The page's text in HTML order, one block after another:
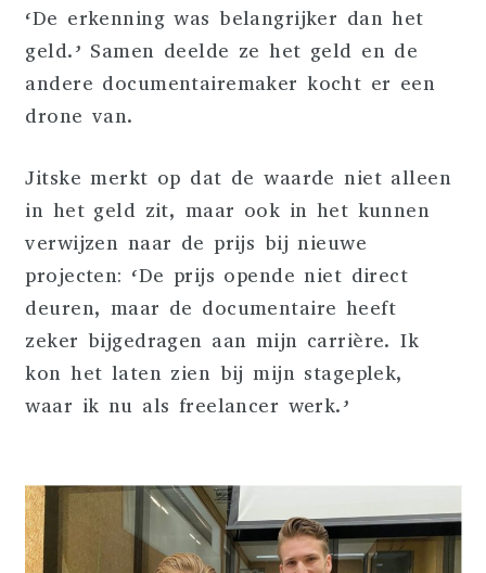
‘De erkenning was belangrijker dan het
geld.’ Samen deelde ze het geld en de
andere documentairemaker kocht er een
drone van.
Jitske merkt op dat de waarde niet alleen
in het geld zit, maar ook in het kunnen
verwijzen naar de prijs bij nieuwe
projecten: ‘De prijs opende niet direct
deuren, maar de documentaire heeft
zeker bijgedragen aan mijn carrière. Ik
kon het laten zien bij mijn stageplek,
waar ik nu als freelancer werk.’